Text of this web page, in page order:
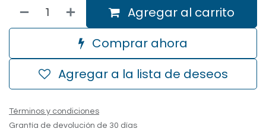
Agregar al carrito
Comprar ahora
Agregar a la lista de deseos
Términos y condiciones
Grantía de devolución de 30 días